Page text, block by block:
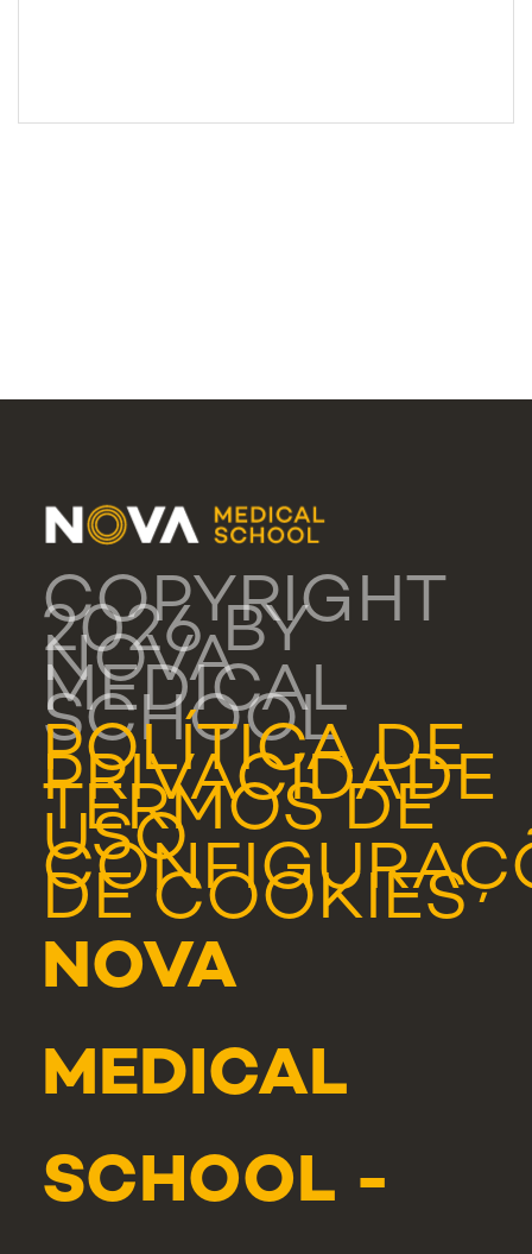
COPYRIGHT
2026 BY
NOVA
MEDICAL
SCHOOL
POLÍTICA DE
PRIVACIDADE
TERMOS DE
USO
DE COOKIES
NOVA
MEDICAL
SCHOOL -